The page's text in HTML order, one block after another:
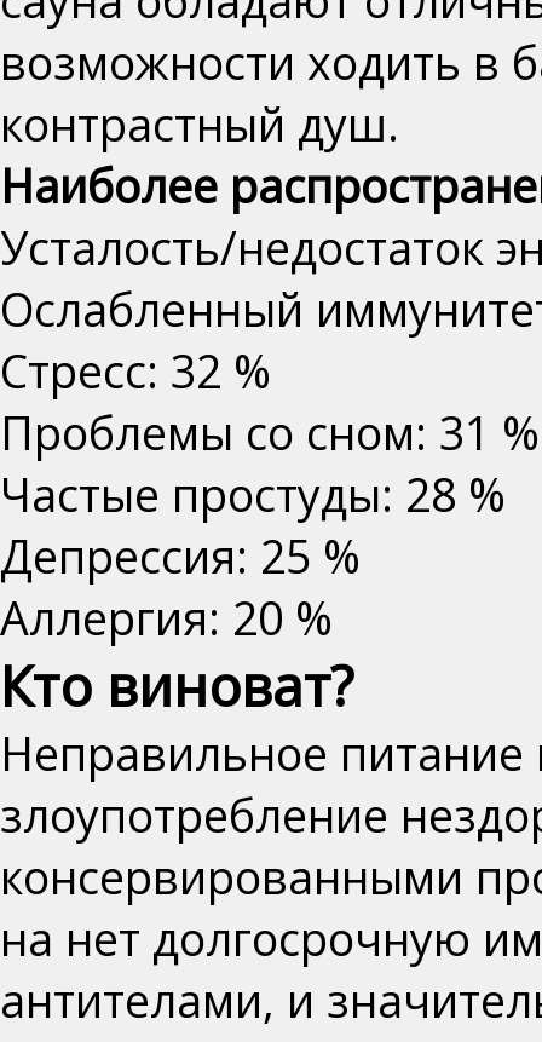
возможности ходить в
контрастный душ.
Наиболее
Усталость/недостаток
Ослабленный
Стресс: 32 %
Проблемы со сном: 31 %
Частые простуды: 28 %
Депрессия: 25 %
Аллергия: 20 %
Кто виноват?
Неправильное
злоупотребление
консервированными
на нет долгосрочную
антителами, и